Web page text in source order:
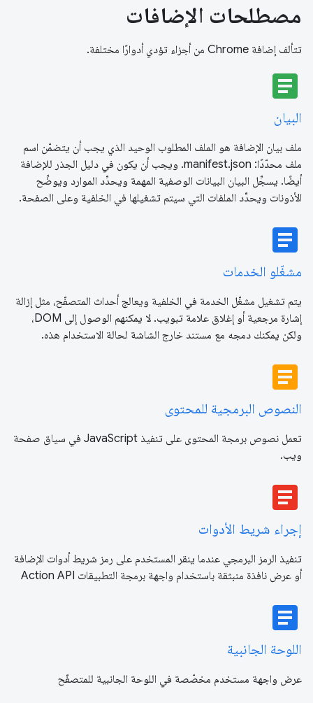
مصطلحات الإضافات
تتألف إضافة Chrome من أجزاء تؤدي أدوارًا مختلفة.
article
البيان
ملف بيان الإضافة هو الملف المطلوب الوحيد الذي يجب أن يتضمّن اسم
ملف محدّدًا: manifest.json. ويجب أن يكون في دليل الجذر للإضافة
أيضًا. يسجِّل البيان البيانات الوصفية المهمة ويحدِّد الموارد ويوضِّح
الأذونات ويحدِّد الملفات التي سيتم تشغيلها في الخلفية وعلى الصفحة.
article
مشغّلو الخدمات
يتم تشغيل مشغّل الخدمة في الخلفية ويعالج أحداث المتصفّح، مثل إزالة
إشارة مرجعية أو إغلاق علامة تبويب. لا يمكنهم الوصول إلى DOM،
ولكن يمكنك دمجه مع مستند خارج الشاشة لحالة الاستخدام هذه.
article
النصوص البرمجية للمحتوى
تعمل نصوص برمجة المحتوى على تنفيذ JavaScript في سياق صفحة
ويب.
article
إجراء شريط الأدوات
تنفيذ الرمز البرمجي عندما ينقر المستخدم على رمز شريط أدوات الإضافة
أو عرض نافذة منبثقة باستخدام واجهة برمجة التطبيقات Action API
article
اللوحة الجانبية
عرض واجهة مستخدم مخصّصة في اللوحة الجانبية للمتصفّح